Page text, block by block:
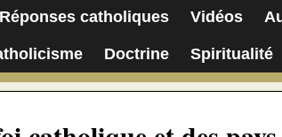
Réponses catholiques Vidéos
Doctrine Spiritualité